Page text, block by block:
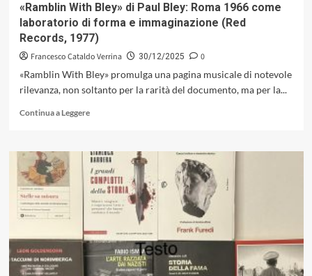
Giuliana
di
Perugia.
Ecco
profilo
della
band
«Ramblin With Bley» di Paul Bley: Roma 1966 come
laboratorio di forma e immaginazione (Red
Records, 1977)
Francesco Cataldo Verrina 30/12/2025
0
«Ramblin With Bley» promulga una pagina musicale di notevole
rilevanza, non soltanto per la rarità del documento, ma per la...
Continua a LeggereLeggi
su
«Ramblin
With
Bley»
di
Paul
Bley:
Roma
1966
come